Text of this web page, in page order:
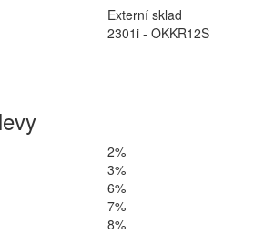
Externí sklad
2301i - OKKR12S
2%
3%
6%
7%
8%